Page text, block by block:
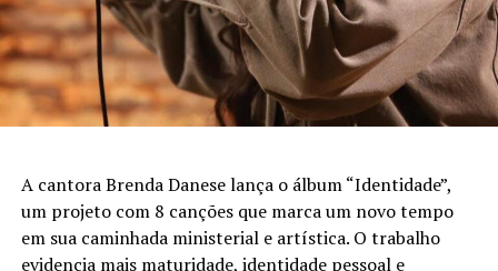
A cantora Brenda Danese lança o álbum “Identidade”,
um projeto com 8 canções que marca um novo tempo
em sua caminhada ministerial e artística. O trabalho
evidencia mais maturidade, identidade pessoal e